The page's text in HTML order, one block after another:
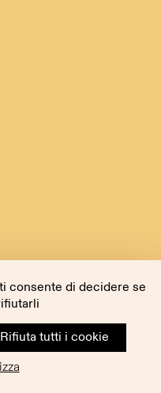
consente di decidere se
Rifiuta tutti i cookie